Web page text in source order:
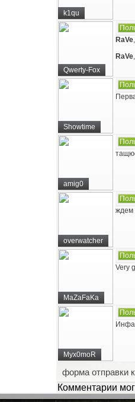
k1qu
Qwerty-Fox
RaVe
RaVe
Showtime
amig0
overwatcher
ждем
MaZaFaKa
Very
Myx0moR
Инфа
форма отправки
Комментарии